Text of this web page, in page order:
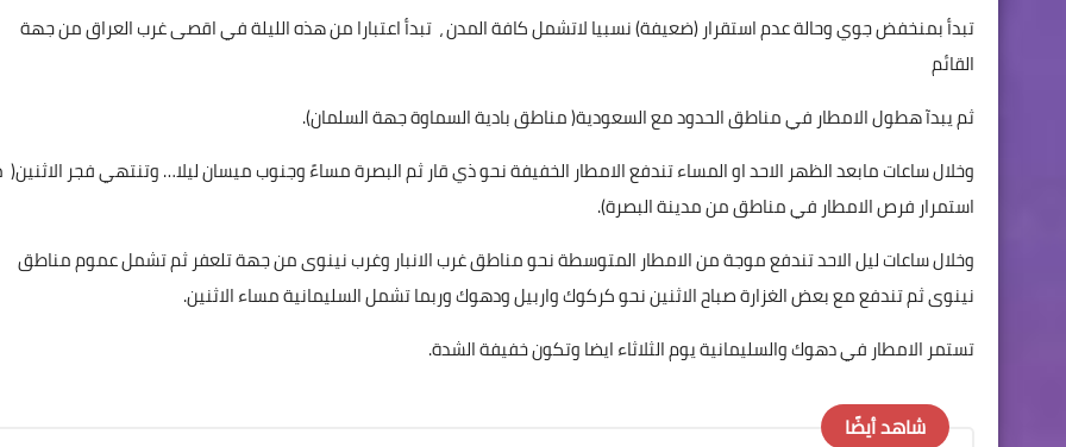
تبدأ بمنخفض جوي وحالة عدم استقرار (ضعيفة) نسبيا لاتشمل كافة المدن ، تبدأ اعتبارا من هذه الليلة في اقصى غرب العراق من جهة
القائم
ثم يبدآ هطول الامطار في مناطق الحدود مع السعودية( مناطق بادية السماوة جهة السلمان).
وخلال ساعات مابعد الظهر الاحد او المساء تندفع الامطار الخفيفة نحو ذي قار ثم البصرة مساءً وجنوب ميسان ليلا… وتنتهي فجر
استمرار فرص الامطار في مناطق من مدينة البصرة).
وخلال ساعات ليل الاحد تندفع موجة من الامطار المتوسطة نحو مناطق غرب الانبار وغرب نينوى من جهة تلعفر ثم تشمل عموم مناطق
نينوى ثم تندفع مع بعض الغزارة صباح الاثنين نحو كركوك واربيل ودهوك وربما تشمل السليمانية مساء الاثنين.
تستمر الامطار في دهوك والسليمانية يوم الثلاثاء ايضا وتكون خفيفة الشدة.
شاهد أيضًا
15 أبريل 2021
15 أبريل 2021